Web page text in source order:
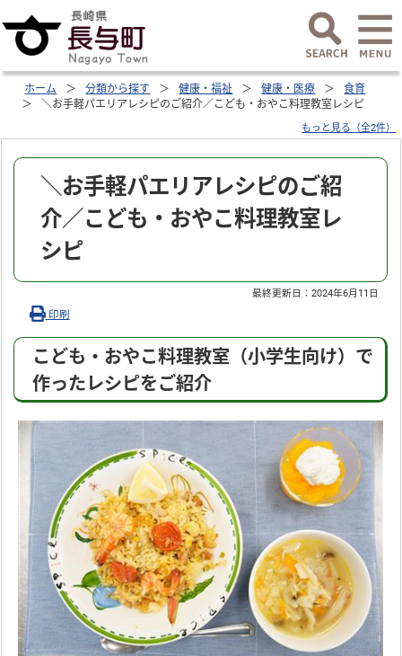
ホーム 分類から探す 健康・福祉 健康・医療
食育
＼お手軽パエリアレシピのご紹介／こども・おやこ料理教室レシピ
もっと見る（全2件）
＼お手軽パエリアレシピのご紹
介／こども・おやこ料理教室レ
シピ
最終更新日：2024年6月11日
印刷
こども・おやこ料理教室（小学生向け）で
作ったレシピをご紹介